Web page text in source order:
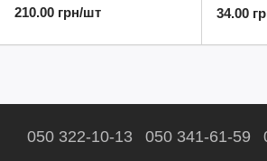
металл.серебро 2118-03
210.00 грн/шт 34.00
050 322-10-13 050 341-61-59